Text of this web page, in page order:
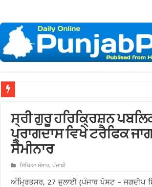
ਸ੍ਰੀ ਗੁਰੂ ਹਰਿਕ੍ਰਿਸ਼ਨ
ਪ੍ਰਾਗਦਾਸ ਵਿਖੇ ਟਰੈਫਿਕ
ਸੈਮੀਨਾਰ
ਸਿੱਖਿਆ ਸੰਸਾਰ,ਪੰਜਾਬੀ
ਅੰਮ੍ਰਿਤਸਰ, 27 ਜੁਲਾਈ (ਪੰਜਾਬ ਪੋਸਟ – ਜਗਦੀਪ